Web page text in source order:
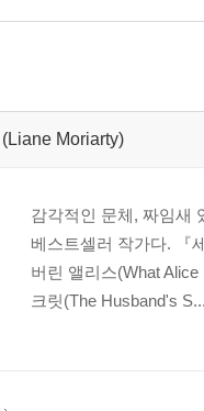
(Liane Moriarty)
감각적인 문체, 짜임새
베스트셀러 작가다. 『
버린 앨리스(What
크릿(The Husband's